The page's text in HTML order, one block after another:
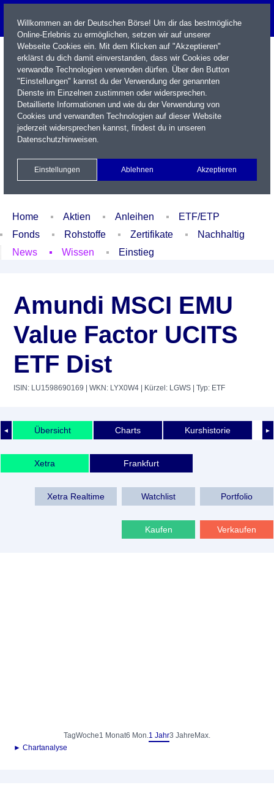
Name / WKN / ISIN / Kürzel
Xetra Realtime
Watchlist Portfolio Login
Home Aktien Anleihen
ETF/ETP
Fonds
Rohstoffe Zertifikate
Nachhaltig
News
Wissen Einstieg
Amundi MSCI EMU
Value Factor UCITS
ETF Dist
ISIN: LU1598690169 | WKN: LYX0W4 | Kürzel: LGWS | Typ: ETF
◄ ►
Übersicht Charts Kurshistorie
Xetra Frankfurt
Xetra Realtime Watchlist Portfolio
Kaufen Verkaufen
TagWoche1 Monat6 Mon.1 Jahr3 Jahre Max.
► Chartanalyse
Willkommen an der Deutschen Börse! Um dir das bestmögliche
Online-Erlebnis zu ermöglichen, setzen wir auf unserer
Webseite Cookies ein. Mit dem Klicken auf "Akzeptieren"
erklärst du dich damit einverstanden, dass wir Cookies oder
verwandte Technologien verwenden dürfen. Über den Button
"Einstellungen" kannst du der Verwendung der genannten
Dienste im Einzelnen zustimmen oder widersprechen.
Detaillierte Informationen und wie du der Verwendung von
Cookies und verwandten Technologien auf dieser Website
jederzeit widersprechen kannst, findest du in unseren
Datenschutzhinweisen.
Einstellungen Ablehnen Akzeptieren